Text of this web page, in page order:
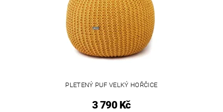
PLETENÝ PUF VELKÝ HOŘČICE
3 790 Kč